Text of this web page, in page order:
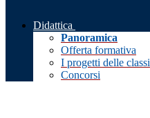
Didattica
Panoramica
Offerta formativa
I progetti delle classi
Concorsi